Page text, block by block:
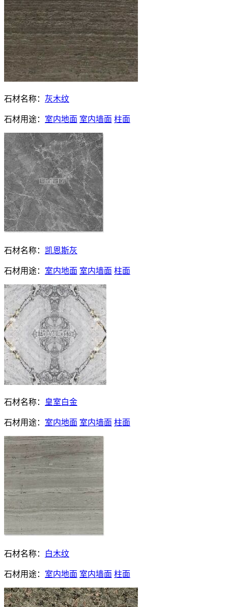
石材名称： 灰木纹
石材用途： 室内地面 室内墙面 柱面
石材名称： 凯恩斯灰
石材用途： 室内地面 室内墙面 柱面
石材名称： 皇室白金
石材用途： 室内地面 室内墙面 柱面
石材名称： 白木纹
石材用途： 室内地面 室内墙面 柱面